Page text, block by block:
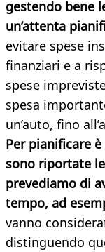
gestendo bene
un’attenta
evitare spese
finanziari e a
spese
spesa
un’auto, fino
Per pianificare
sono riportate
prevediamo di
tempo, ad
vanno
distinguendo